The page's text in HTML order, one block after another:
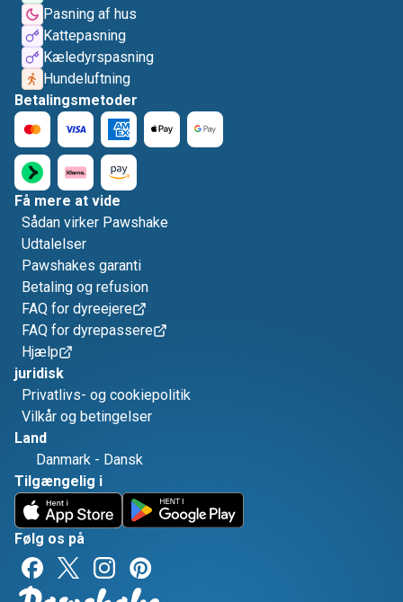
Pasning af hus
Kattepasning
Kæledyrspasning
Hundeluftning
Betalingsmetoder
Få mere at vide
Sådan virker Pawshake
Udtalelser
Pawshakes garanti
Betaling og refusion
FAQ for dyreejere
FAQ for dyrepassere
Hjælp
juridisk
Privatlivs- og cookiepolitik
Vilkår og betingelser
Land
Danmark - Dansk
Tilgængelig i
Følg os på